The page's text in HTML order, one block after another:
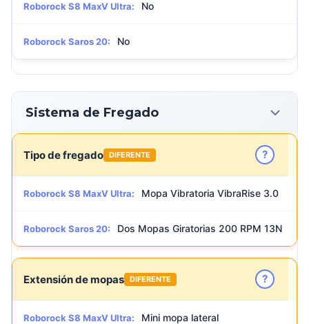
Roborock S8 MaxV Ultra: No
Roborock Saros 20: No
Sistema de Fregado
Tipo de fregado DIFERENTE ?
Roborock S8 MaxV Ultra: Mopa Vibratoria VibraRise 3.0
Roborock Saros 20: Dos Mopas Giratorias 200 RPM 13N
Extensión de mopas DIFERENTE ?
Roborock S8 MaxV Ultra: Mini mopa lateral